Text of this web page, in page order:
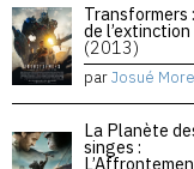
Transformers :
de l’extinction
(2013)
parJosué
La Planète
singes :